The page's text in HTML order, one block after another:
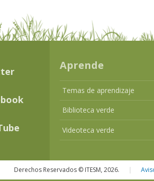
Aprende
Temas de aprendizaje
Biblioteca verde
Videoteca verde
Derechos Reservados © ITESM, 2026. |